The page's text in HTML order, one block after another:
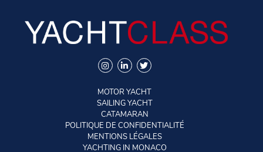
MOTOR YACHT
SAILING YACHT
CATAMARAN
POLITIQUE DE CONFIDENTIALITÉ
MENTIONS LÉGALES
YACHTING IN MONACO